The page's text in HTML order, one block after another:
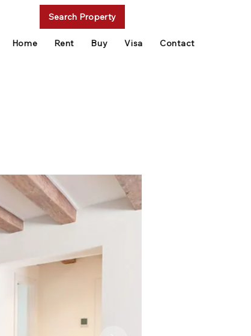
Search Property
Home Rent Buy Visa Contact